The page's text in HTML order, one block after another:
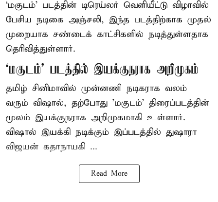
‘மகுடம்’ படத்தின் டிரெய்லர் வெளியீட்டு விழாவில்
பேசிய நடிகை அஞ்சலி, இந்த படத்திற்காக முதல்
முறையாக சண்டைக் காட்சிகளில் நடித்துள்ளதாக
தெரிவித்துள்ளார்.
‘மகுடம்’ படத்தில் இயக்குநராக அறிமுகம்
தமிழ் சினிமாவில் முன்னணி நடிகராக வலம்
வரும் விஷால், தற்போது 'மகுடம்' திரைப்படத்தின்
மூலம் இயக்குநராக அறிமுகமாகி உள்ளார்.
விஷால் இயக்கி நடிக்கும் இப்படத்தில் துஷாரா
விஜயன் கதாநாயகி ...
Read More